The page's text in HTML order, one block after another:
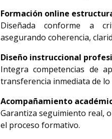
Formación online
Diseñada conforme a
asegurando coherencia,
Diseño instruccional
Integra competencias de
transferencia inmediata de
Acompañamiento
Garantiza seguimiento real,
el proceso formativo.